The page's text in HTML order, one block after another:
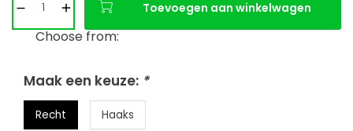
Toevoegen aan winkelwagen
Choose from:
Maak een keuze: *
Recht Haaks